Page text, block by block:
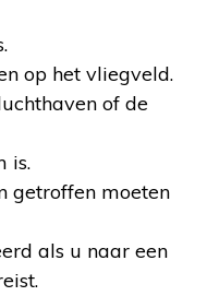
op het vliegveld.
of de
is.
getroffen moeten
als u naar een